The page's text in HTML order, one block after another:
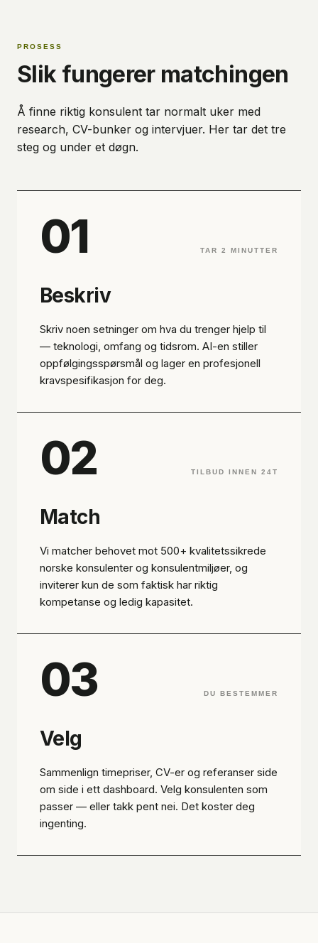
PROSESS
Slik fungerer matchingen
Å finne riktig konsulent tar normalt uker med
research, CV-bunker og intervjuer. Her tar det tre
steg og under et døgn.
01 TAR 2 MINUTTER
Beskriv
Skriv noen setninger om hva du trenger hjelp til
— teknologi, omfang og tidsrom. AI-en stiller
oppfølgingsspørsmål og lager en profesjonell
kravspesifikasjon for deg.
02 TILBUD INNEN 24T
Match
Vi matcher behovet mot 500+ kvalitetssikrede
norske konsulenter og konsulentmiljøer, og
inviterer kun de som faktisk har riktig
kompetanse og ledig kapasitet.
03 DU BESTEMMER
Velg
Sammenlign timepriser, CV-er og referanser side
om side i ett dashboard. Velg konsulenten som
passer — eller takk pent nei. Det koster deg
ingenting.